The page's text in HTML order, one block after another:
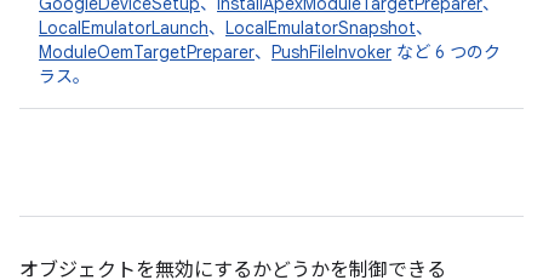
LocalEmulatorLaunch、 LocalEmulatorSnapshot、
ModuleOemTargetPreparer、 PushFileInvoker など 6 つのク
ラス。
オブジェクトを無効にするかどうかを制御できる